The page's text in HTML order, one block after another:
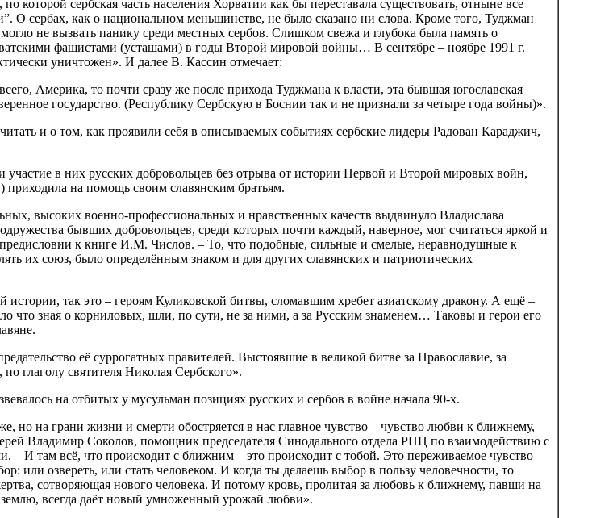
сербская часть населения Хорватии как бы переставала существовать, отныне все
О сербах, как о национальном меньшинстве, не было сказано ни слова. Кроме того, Туджман
не вызвать панику среди местных сербов. Слишком свежа и глубока была память о
фашистами (усташами) в годы Второй мировой войны… В сентябре – ноябре 1991 г.
уничтожен». И далее В. Кассин отмечает:
Америка, то почти сразу же после прихода Туджмана к власти, эта бывшая югославская
государство. (Республику Сербскую в Боснии так и не признали за четыре года войны)».
и о том, как проявили себя в описываемых событиях сербские лидеры Радован Караджич,
участие в них русских добровольцев без отрыва от истории Первой и Второй мировых войн,
приходила на помощь своим славянским братьям.
высоких военно-профессиональных и нравственных качеств выдвинуло Владислава
бывших добровольцев, среди которых почти каждый, наверное, мог считаться яркой и
к книге И.М. Числов. – То, что подобные, сильные и смелые, неравнодушные к
их союз, было определённым знаком и для других славянских и патриотических
истории, так это – героям Куликовской битвы, сломавшим хребет азиатскому дракону. А ещё –
что зная о корниловых, шли, по сути, не за ними, а за Русским знаменем… Таковы и герои его
её суррогатных правителей. Выстоявшие в великой битве за Православие, за
глаголу святителя Николая Сербского».
на отбитых у мусульман позициях русских и сербов в войне начала 90-х.
но на грани жизни и смерти обостряется в нас главное чувство – чувство любви к ближнему, –
Владимир Соколов, помощник председателя Синодального отдела РПЦ по взаимодействию с
И там всё, что происходит с ближним – это происходит с тобой. Это переживаемое чувство
или озвереть, или стать человеком. И когда ты делаешь выбор в пользу человечности, то
сотворяющая нового человека. И потому кровь, пролитая за любовь к ближнему, павши на
всегда даёт новый умноженный урожай любви».